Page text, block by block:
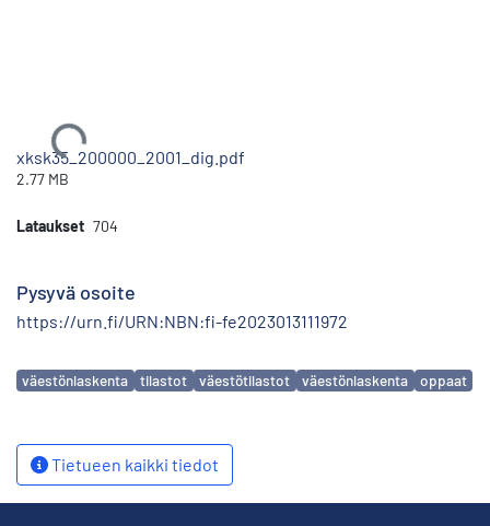
Ladataan...
xksk35_200000_2001_dig.pdf
2.77 MB
Lataukset 704
Pysyvä osoite
https://urn.fi/URN:NBN:fi-fe2023013111972
Avainsanat
väestönlaskenta tilastot väestötilastot väestönlaskenta oppaat
Tietueen kaikki tiedot